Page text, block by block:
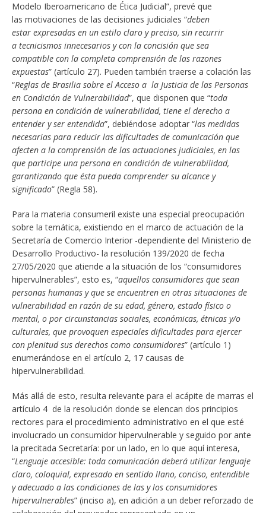
Modelo Iberoamericano de Ética Judicial”, prevé que
las motivaciones de las decisiones judiciales “deben
estar expresadas en un estilo claro y preciso, sin recurrir
a tecnicismos innecesarios y con la concisión que sea
compatible con la completa comprensión de las razones
expuestas” (artículo 27). Pueden también traerse a colación las
“Reglas de Brasilia sobre el Acceso a la Justicia de las Personas
en Condición de Vulnerabilidad”, que disponen que “toda
persona en condición de vulnerabilidad, tiene el derecho a
entender y ser entendida”, debiéndose adoptar “las medidas
necesarias para reducir las dificultades de comunicación que
afecten a la comprensión de las actuaciones judiciales, en las
que participe una persona en condición de vulnerabilidad,
garantizando que ésta pueda comprender su alcance y
significado” (Regla 58).
Para la materia consumeril existe una especial preocupación
sobre la temática, existiendo en el marco de actuación de la
Secretaría de Comercio Interior -dependiente del Ministerio de
Desarrollo Productivo- la resolución 139/2020 de fecha
27/05/2020 que atiende a la situación de los “consumidores
hipervulnerables”, esto es, “aquellos consumidores que sean
personas humanas y que se encuentren en otras situaciones de
vulnerabilidad en razón de su edad, género, estado físico o
mental, o por circunstancias sociales, económicas, étnicas y/o
culturales, que provoquen especiales dificultades para ejercer
con plenitud sus derechos como consumidores” (artículo 1)
enumerándose en el artículo 2, 17 causas de
hipervulnerabilidad.
Más allá de esto, resulta relevante para el acápite de marras el
artículo 4 de la resolución donde se elencan dos principios
rectores para el procedimiento administrativo en el que esté
involucrado un consumidor hipervulnerable y seguido por ante
la precitada Secretaría: por un lado, en lo que aquí interesa,
“Lenguaje accesible: toda comunicación deberá utilizar lenguaje
claro, coloquial, expresado en sentido llano, conciso, entendible
y adecuado a las condiciones de las y los consumidores
hipervulnerables” (inciso a), en adición a un deber reforzado de